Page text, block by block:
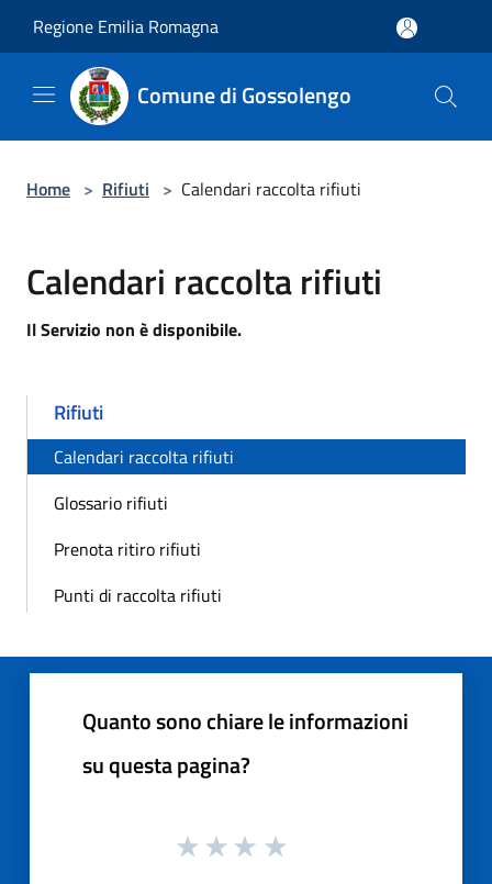
Regione Emilia Romagna
Comune di Gossolengo
Home > Rifiuti > Calendari raccolta rifiuti
Calendari raccolta rifiuti
Il Servizio non è disponibile.
Rifiuti
Calendari raccolta rifiuti
Glossario rifiuti
Prenota ritiro rifiuti
Punti di raccolta rifiuti
Quanto sono chiare le informazioni
su questa pagina?